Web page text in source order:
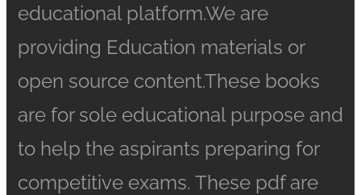
educational platform.We are
providing Education materials or
open source content.These books
are for sole educational purpose and
to help the aspirants preparing for
competitive exams. These pdf are